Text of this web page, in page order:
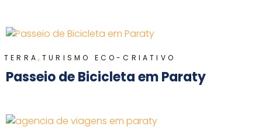
TERRA , TURISMO ECO-CRIATIVO
Passeio de Bicicleta em Paraty